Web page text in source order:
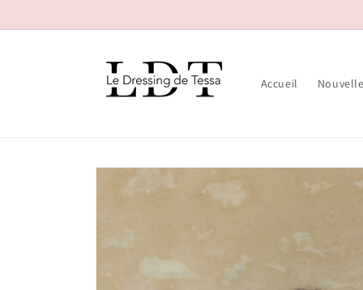
Accueil
Passer aux
informations